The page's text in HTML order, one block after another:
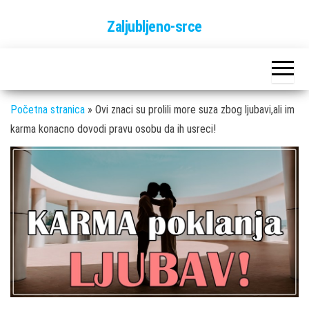
Zaljubljeno-srce
Početna stranica » Ovi znaci su prolili more suza zbog ljubavi,ali im
karma konacno dovodi pravu osobu da ih usreci!